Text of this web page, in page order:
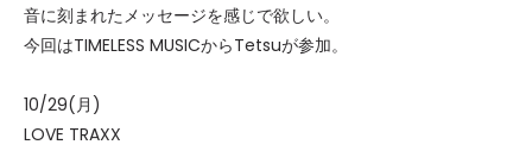
音に刻まれたメッセージを感じで欲しい。
今回はTIMELESS MUSICからTetsuが参加。
10/29(月)
LOVE TRAXX